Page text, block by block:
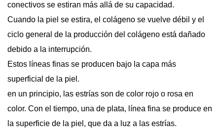
conectivos se estiran más allá de su capacidad.
Cuando la piel se estira, el colágeno se vuelve débil y el
ciclo general de la producción del colágeno está dañado
debido a la interrupción.
Estos líneas finas se producen bajo la capa más
superficial de la piel.
en un principio, las estrías son de color rojo o rosa en
color. Con el tiempo, una de plata, línea fina se produce en
la superficie de la piel, que da a luz a las estrías.